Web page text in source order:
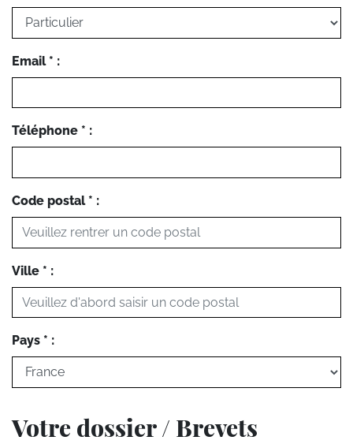
Email * :
Téléphone * :
Code postal * :
Ville * :
Pays * :
Votre dossier / Brevets